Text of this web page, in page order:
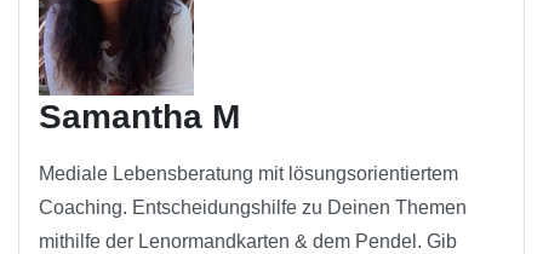
Samantha M
Mediale Lebensberatung mit lösungsorientiertem
Coaching. Entscheidungshilfe zu Deinen Themen
mithilfe der Lenormandkarten & dem Pendel. Gib